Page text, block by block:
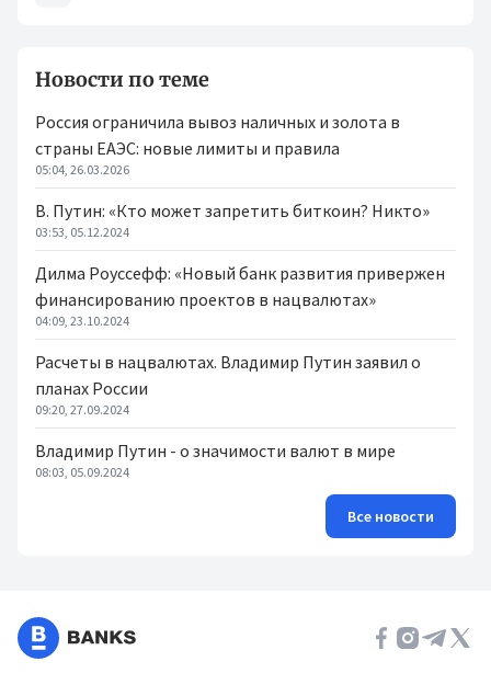
Новости по теме
Россия ограничила вывоз наличных и золота в
страны ЕАЭС: новые лимиты и правила
05:04, 26.03.2026
В. Путин: «Кто может запретить биткоин? Никто»
03:53, 05.12.2024
Дилма Роуссефф: «Новый банк развития привержен
финансированию проектов в нацвалютах»
04:09, 23.10.2024
Расчеты в нацвалютах. Владимир Путин заявил о
планах России
09:20, 27.09.2024
Владимир Путин - о значимости валют в мире
08:03, 05.09.2024
Все новости